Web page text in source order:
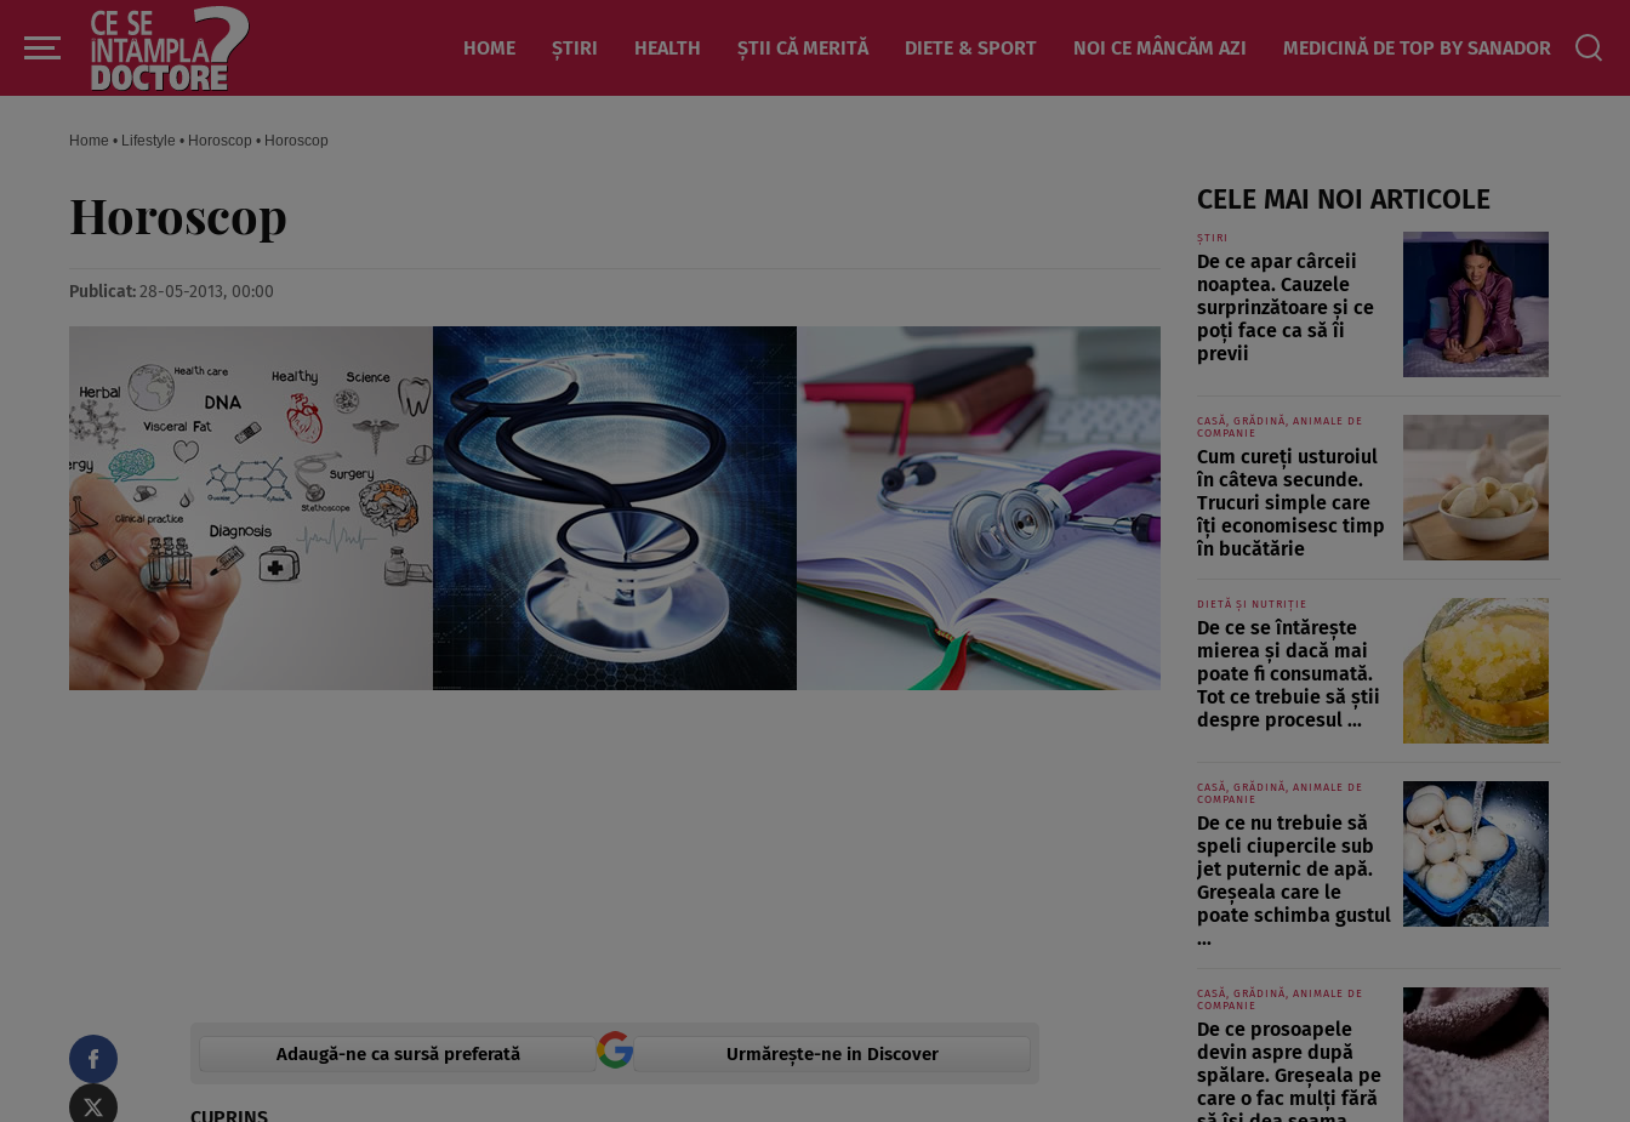
HOME ȘTIRI HEALTH ȘTII CĂ MERITĂ DIETE & SPORT NOI CE MÂNCĂM AZI MEDICINĂ DE TOP BY SANADOR
Home • Lifestyle • Horoscop • Horoscop
Horoscop
Publicat:28-05-2013, 00:00
Adaugă-ne ca sursă preferată Urmărește-ne in Discover
CELE MAI NOI ARTICOLE
ȘTIRI
De ce apar cârceii
noaptea. Cauzele
surprinzătoare și ce
poți face ca să îi
previi
CASĂ, GRĂDINĂ, ANIMALE DE
COMPANIE
Cum cureți usturoiul
în câteva secunde.
Trucuri simple care
îți economisesc timp
în bucătărie
DIETĂ ȘI NUTRIȚIE
De ce se întărește
mierea și dacă mai
poate fi consumată.
Tot ce trebuie să știi
despre procesul ...
CASĂ, GRĂDINĂ, ANIMALE DE
COMPANIE
De ce nu trebuie să
speli ciupercile sub
jet puternic de apă.
Greșeala care le
poate schimba gustul
...
CASĂ, GRĂDINĂ, ANIMALE DE
COMPANIE
De ce prosoapele
devin aspre după
spălare. Greșeala pe
care o fac mulți fără